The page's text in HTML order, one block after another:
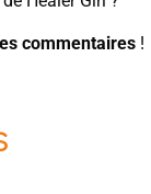
les commentaires !